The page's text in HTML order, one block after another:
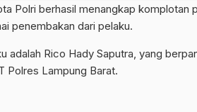
Polri berhasil menangkap komplotan
penembakan dari pelaku.
adalah Rico Hady Saputra, yang
Polres Lampung Barat.